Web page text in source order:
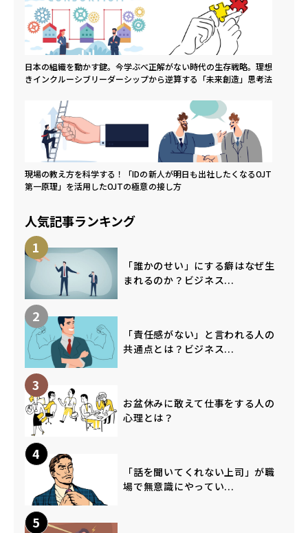
日本の組織を動かす鍵。今学ぶべ
きインクルーシブリーダーシップ
正解がない時代の生存戦略。理想
から逆算する「未来創造」思考法
現場の教え方を科学する！「IDの
第一原理」を活用したOJTの極意
新人が明日も出社したくなるOJT
の接し方
人気記事ランキング
1
「誰かのせい」にする癖はなぜ生
まれるのか？ビジネス...
2
「責任感がない」と言われる人の
共通点とは？ビジネス...
3
お盆休みに敢えて仕事をする人の
心理とは？
4
「話を聞いてくれない上司」が職
場で無意識にやってい...
5